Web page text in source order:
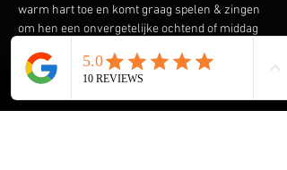
warm hart toe en komt graag spelen & zingen
om hen een onvergetelijke ochtend of middag
MEEZING SHOW+ samengesteld met liedjes uit
vervlogen tijden.  Liedjes van onder andere
Wim Sonneveld, Ja Zuster Nee Zuster, Rob de